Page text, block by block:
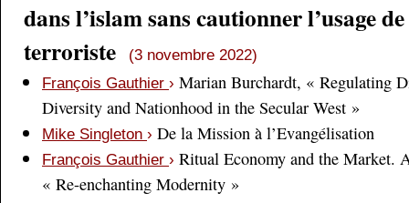
dans l’islam sans cautionner l’usage
terroriste
(3 novembre 2022)
François Gauthier › Marian Burchardt, « Regulating
Diversity and Nationhood in the Secular West »
Mike Singleton › De la Mission à l’Evangélisation
François Gauthier › Ritual Economy and the Market.
« Re-enchanting Modernity »